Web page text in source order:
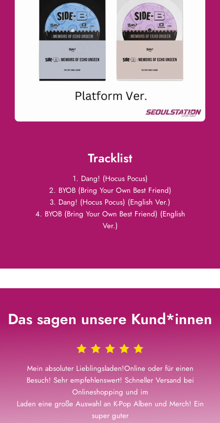
Tracklist
1. Dang! (Hocus Pocus)
2. BYOB (Bring Your Own Best Friend)
3. Dang! (Hocus Pocus) (English Ver.)
4. BYOB (Bring Your Own Best Friend) (English
Ver.)
Das sagen unsere Kund*innen
Mein absoluter Lieblingsladen!Online oder für einen
Besuch! Sehr empfehlenswert! Schneller Versand bei
Onlineshopping und im
Laden eine große Auswahl an K-Pop Alben und Merch! Ein
super guter